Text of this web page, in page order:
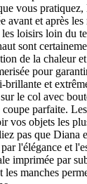
vous
avant et après
loisirs loin du
sont
de la chaleur
pour
brillante et
le col avec
parfaite.
vos objets les
pas que Diana
l'élégance et
imprimée par
les manches